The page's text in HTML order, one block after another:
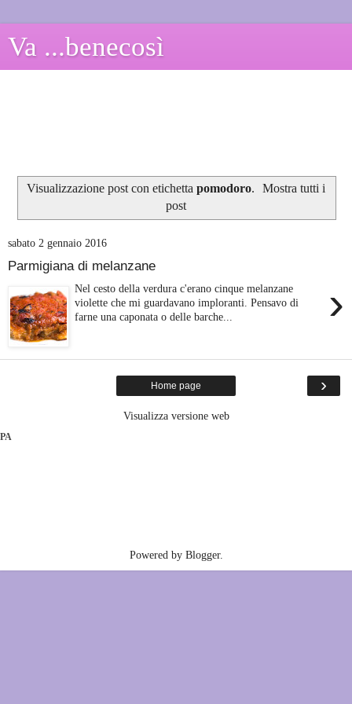
Va ...benecosì
Visualizzazione post con etichetta pomodoro.
Mostra tutti i
post
sabato 2 gennaio 2016
Parmigiana di melanzane
›
Nel cesto della verdura c'erano cinque melanzane
violette che mi guardavano imploranti. Pensavo di
farne una caponata o delle barche...
›
Home page
Visualizza versione web
PA
Powered by Blogger.